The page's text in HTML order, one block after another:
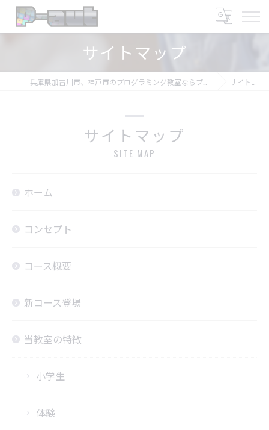
サイトマップ
サイトマップ
SITE MAP
サイトマップ
ホーム
コンセプト
コース概要
新コース登場
当教室の特徴
小学生
体験